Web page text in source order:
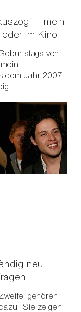
– mein
im Kino
von
dem Jahr 2007
neu
gehören
Sie zeigen